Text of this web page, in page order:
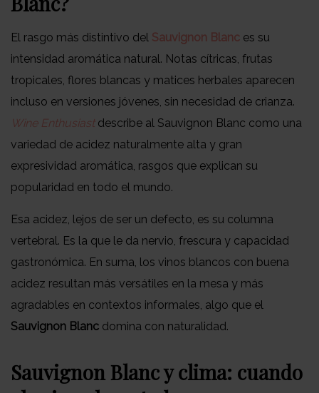
El rasgo más distintivo del Sauvignon Blanc es su
intensidad aromática natural. Notas cítricas, frutas
tropicales, flores blancas y matices herbales aparecen
incluso en versiones jóvenes, sin necesidad de crianza.
Wine Enthusiast describe al Sauvignon Blanc como una
variedad de acidez naturalmente alta y gran
expresividad aromática, rasgos que explican su
popularidad en todo el mundo.
Esa acidez, lejos de ser un defecto, es su columna
vertebral. Es la que le da nervio, frescura y capacidad
gastronómica. En suma, los vinos blancos con buena
acidez resultan más versátiles en la mesa y más
agradables en contextos informales, algo que el
Sauvignon Blanc domina con naturalidad.
Sauvignon Blanc y clima: cuando